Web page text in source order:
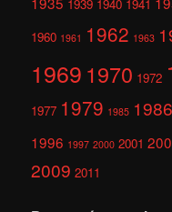
1939 1940 1941
1960 1961 1962 1963
1969 1970 1972
1977 1979 1985 1986
1996 1997 2000 2001
2009 2011